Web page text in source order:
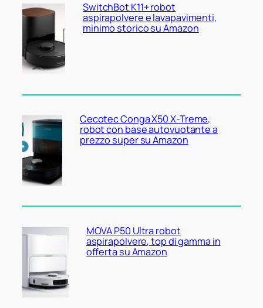
SwitchBot K11+ robot
aspirapolvere e lavapavimenti,
minimo storico su Amazon
Cecotec Conga X50 X-Treme,
robot con base autovuotante a
prezzo super su Amazon
MOVA P50 Ultra robot
aspirapolvere, top di gamma in
offerta su Amazon